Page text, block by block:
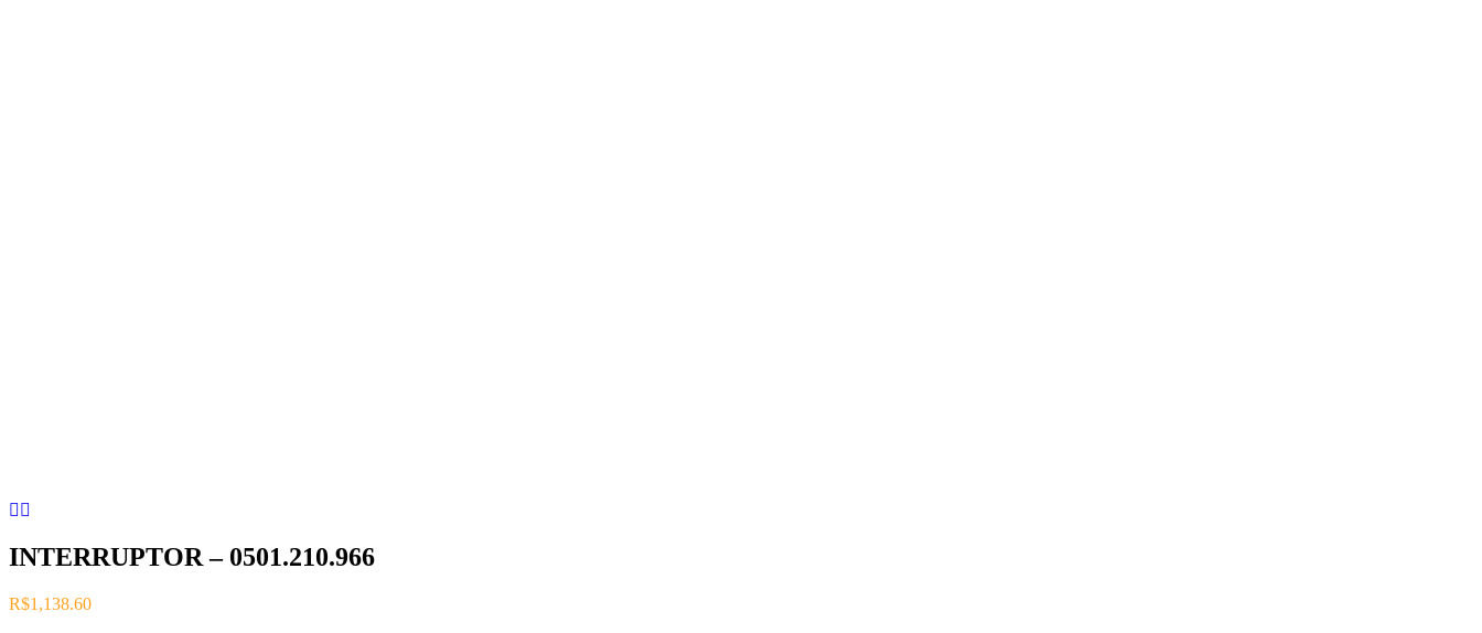
INTERRUPTOR – 0501.210.966
R$1,138.60